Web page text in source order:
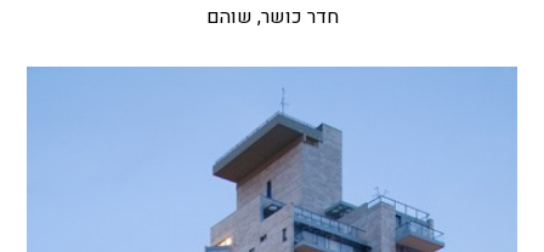
חדר כושר, שוהם